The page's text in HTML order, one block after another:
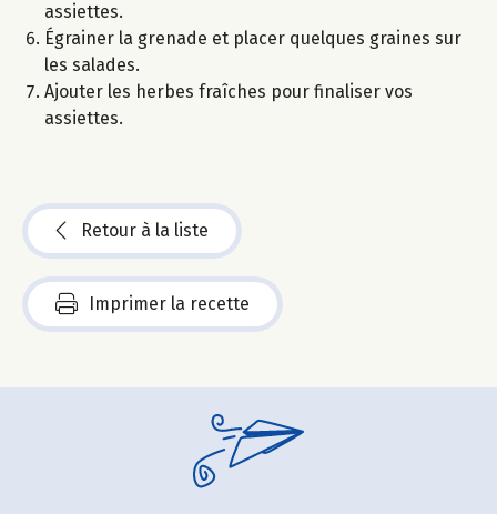
assiettes.
Égrainer la grenade et placer quelques graines sur
les salades.
Ajouter les herbes fraîches pour finaliser vos
assiettes.
Retour à la liste
Imprimer la recette